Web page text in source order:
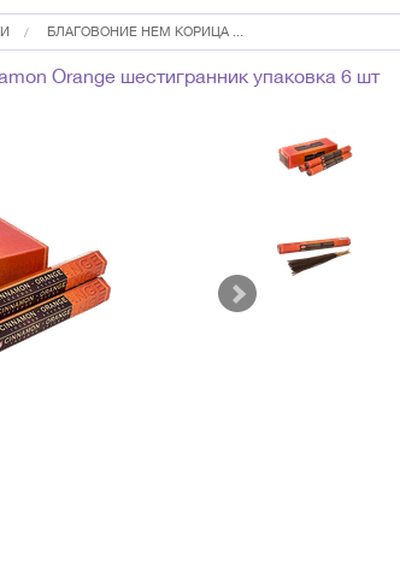
БЛАГОВОНИЕ HEM КОРИЦА ...
Orange шестигранник упаковка 6 шт